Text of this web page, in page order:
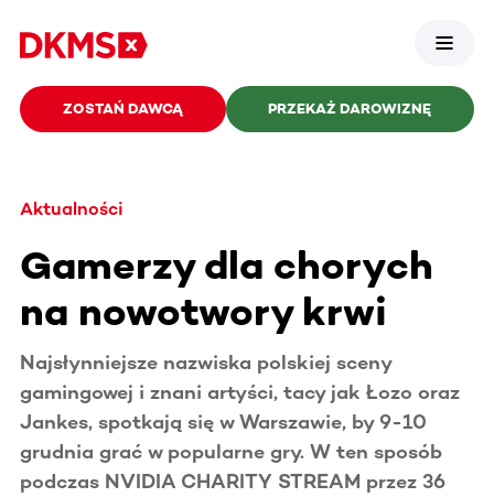
ZOSTAŃ DAWCĄ PRZEKAŻ DAROWIZNĘ
Aktualności
Gamerzy dla chorych
na nowotwory krwi
Najsłynniejsze nazwiska polskiej sceny
gamingowej i znani artyści, tacy jak Łozo oraz
Jankes, spotkają się w Warszawie, by 9-10
grudnia grać w popularne gry. W ten sposób
podczas NVIDIA CHARITY STREAM przez 36